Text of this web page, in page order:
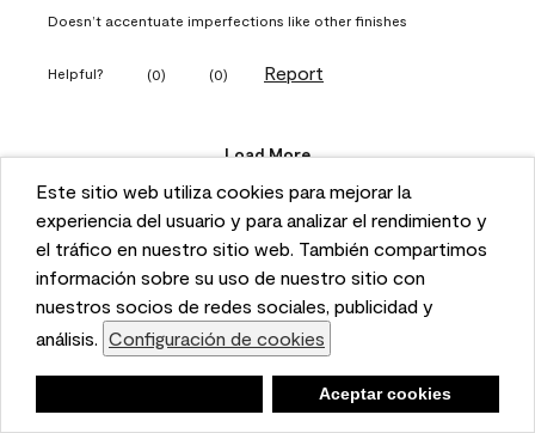
This website uses cookies to enhance user experience
and to analyze performance and traffic on our website.
We also share information about your use of our site
with our social media, advertising, and analytics
partners. Cookie Settings
Accept Cookies
Este sitio web utiliza cookies para mejorar la
experiencia del usuario y para analizar el rendimiento y
el tráfico en nuestro sitio web. También compartimos
información sobre su uso de nuestro sitio con
nuestros socios de redes sociales, publicidad y
análisis. Configuración de cookies
Aceptar cookies
Doesn’t accentuate imperfections like other finishes
Helpful? (0) (0) Report
Load More
Questions
Ask a question
1 - 1 of 1 Question